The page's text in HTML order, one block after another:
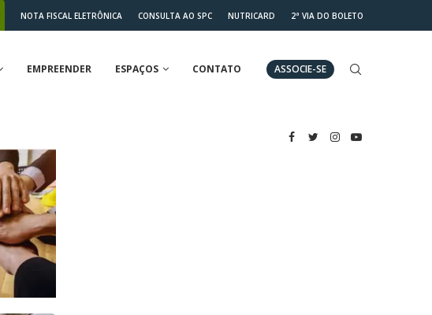
NOTA FISCAL ELETRÔNICA CONSULTA AO SPC NUTRICARD 2ª VIA DO BOLETO
EMPREENDER ESPAÇOS CONTATO ASSOCIE-SE